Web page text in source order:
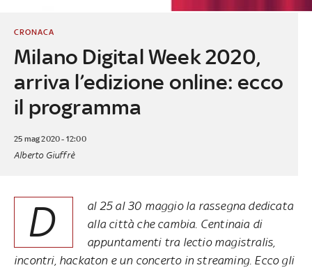
Milano Digital Week 2020,
arriva l’edizione online: ecco
il programma
CRONACA
25 mag 2020 - 12:00
Alberto Giuffrè
D
al 25 al 30 maggio la rassegna dedicata
alla città che cambia. Centinaia di
appuntamenti tra lectio magistralis,
incontri, hackaton e un concerto in streaming. Ecco gli